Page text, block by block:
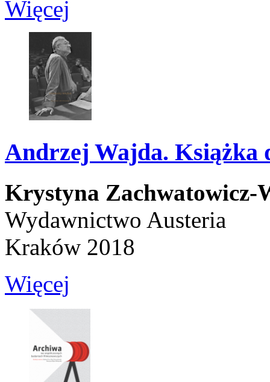
Więcej
Andrzej Wajda. Książka
Krystyna Zachwatowicz-
Wydawnictwo Austeria
Kraków 2018
Więcej